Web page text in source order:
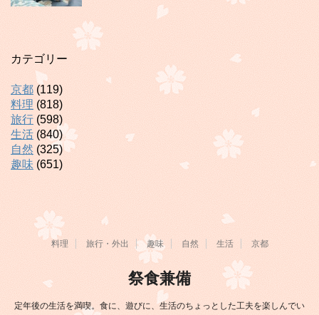
カテゴリー
京都 (119)
料理 (818)
旅行 (598)
生活 (840)
自然 (325)
趣味 (651)
料理 旅行・外出 趣味 自然 生活 京都
祭食兼備
定年後の生活を満喫。食に、遊びに、生活のちょっとした工夫を楽しんでい